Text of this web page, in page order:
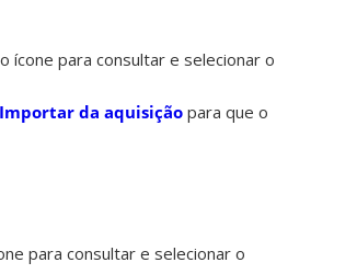
ícone para consultar e selecionar o
Importar da aquisição para que o
para consultar e selecionar o